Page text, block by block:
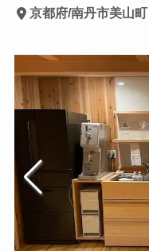
京都府/南丹市美山町